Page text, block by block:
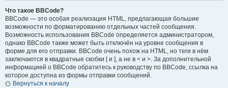
Что такое BBCode?
BBCode — это особая реализация HTML, предлагающая большие
возможности по форматированию отдельных частей сообщения.
Возможность использования BBCode определяется администратором,
однако BBCode также может быть отключён на уровне сообщения в
форме для его отправки. BBCode очень похож на HTML, но теги в нём
заключаются в квадратные скобки [ и ], а не в < и >. За дополнительной
информацией о BBCode обратитесь к руководству по BBCode, ссылка на
которое доступна из формы отправки сообщений.
Вернуться к началу